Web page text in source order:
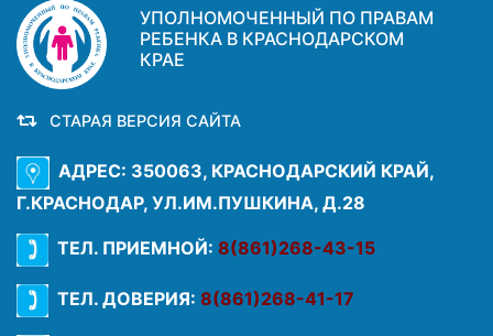
УПОЛНОМОЧЕННЫЙ ПО ПРАВАМ
РЕБЕНКА В КРАСНОДАРСКОМ
КРАЕ
СТАРАЯ ВЕРСИЯ САЙТА
АДРЕС: 350063, КРАСНОДАРСКИЙ КРАЙ,
Г.КРАСНОДАР, УЛ.ИМ.ПУШКИНА, Д.28
ТЕЛ. ПРИЕМНОЙ: 8(861)268-43-15
ТЕЛ. ДОВЕРИЯ: 8(861)268-41-17